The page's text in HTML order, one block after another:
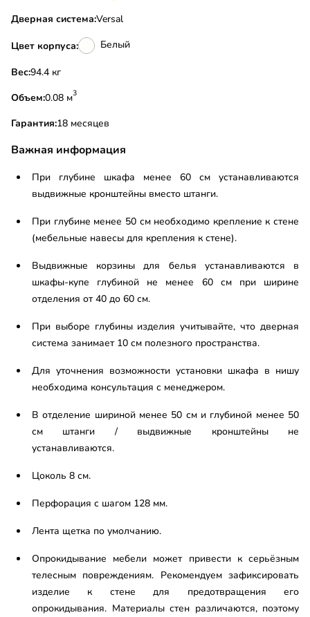
Дверная система:Versal
Цвет корпуса: Белый
Вес:
94.4 кг
Объем:
0.08 м3
Гарантия:18 месяцев
Важная информация
При глубине шкафа менее 60 см устанавливаются
выдвижные кронштейны вместо штанги.
При глубине менее 50 см необходимо крепление к стене
(мебельные навесы для крепления к стене).
Выдвижные корзины для белья устанавливаются в
шкафы-купе глубиной не менее 60 см при ширине
отделения от 40 до 60 см.
При выборе глубины изделия учитывайте, что дверная
система занимает 10 см полезного пространства.
Для уточнения возможности установки шкафа в нишу
необходима консультация с менеджером.
В отделение шириной менее 50 см и глубиной менее 50
см штанги / выдвижные кронштейны не
устанавливаются.
Цоколь 8 см.
Перфорация с шагом 128 мм.
Лента щетка по умолчанию.
Опрокидывание мебели может привести к серьёзным
телесным повреждениям. Рекомендуем зафиксировать
изделие к стене для предотвращения его
опрокидывания. Материалы стен различаются, поэтому